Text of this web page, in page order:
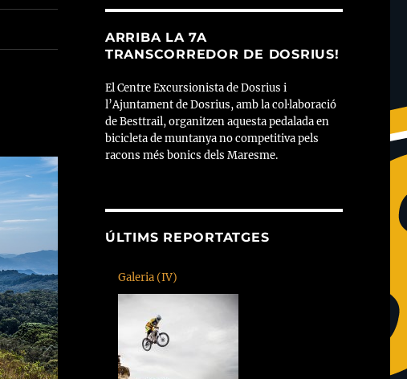
ARRIBA LA 7A
TRANSCORREDOR DE DOSRIUS!
El Centre Excursionista de Dosrius i
l’Ajuntament de Dosrius, amb la col·laboració
de Besttrail, organitzen aquesta pedalada en
bicicleta de muntanya no competitiva pels
racons més bonics dels Maresme.
ÚLTIMS REPORTATGES
Galeria (IV)